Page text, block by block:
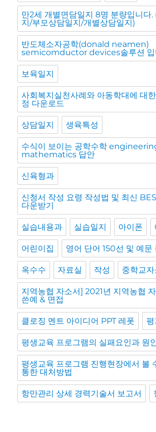
만2세 개별면담일지 8명 분량입니다.
지/부모상담일지/개별상담일지)
반도체소자공학(donald neamen)
semicomductor devices솔루션 입
보육일지
사회복지실천사례와 아동학대에 대
정 다운로드
상담일지 생육특성
수식이 보이는 공학수학
mathematics 답안
신육형과
신청서 작성 요령 작성법 및 최신
다운받기
실습내용과 실습일지 아이폰
어린이집 영어 단어 150선 및 예문
옥수수 자료실 작성 중학교자
지역농협 자소서] 2021년 지역농협
쓴예 & 면접
클로징 멘트 아이디어 PPT 레폿
평생교육 프로그램의 실패요인과 원
평생교육 프로그램 진행현장에서 볼
통한 대처방법
항만관리 상세 경력기술서 보고서